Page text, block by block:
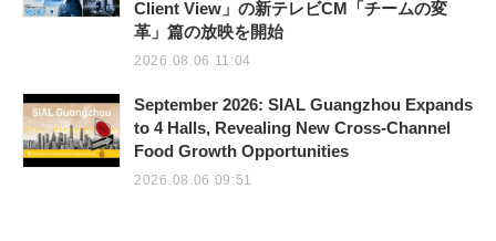
Client View」の新テレビCM「チームの変
革」篇の放映を開始
2026.08.06 11:04
September 2026: SIAL Guangzhou Expands
to 4 Halls, Revealing New Cross-Channel
Food Growth Opportunities
2026.08.06 09:51